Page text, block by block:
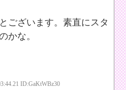
ございます。素直にスタ
かな。
ID:GaKtWBz30